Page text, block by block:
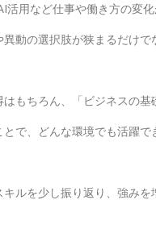
活用など仕事や働き方の変
動の選択肢が狭まるだけ
もちろん、「ビジネスの
とで、どんな環境でも活躍
ルを少し振り返り、強みを